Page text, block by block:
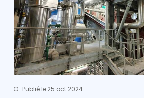
Publié le 25 oct 2024